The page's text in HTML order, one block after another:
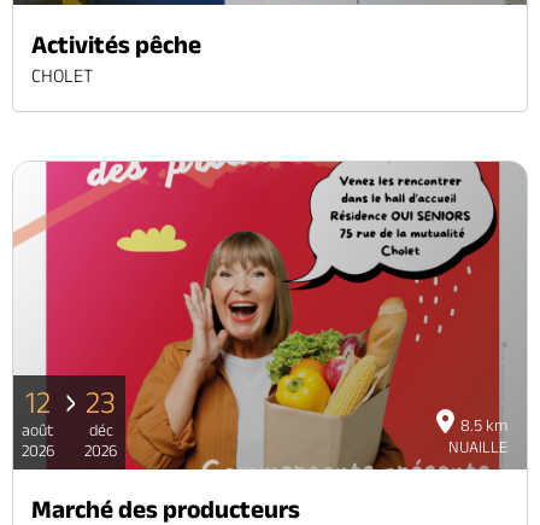
Activités pêche
CHOLET
8.5 km
NUAILLE
12
août
2026
23
déc
2026
Marché des producteurs